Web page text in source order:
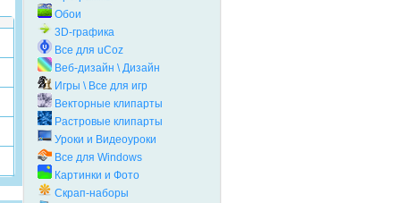
Обои
3D-графика
Все для uCoz
Веб-дизайн \ Дизайн
Игры \ Все для игр
Векторные клипарты
Растровые клипарты
Уроки и Видеоуроки
Все для Windows
Картинки и Фото
Скрап-наборы